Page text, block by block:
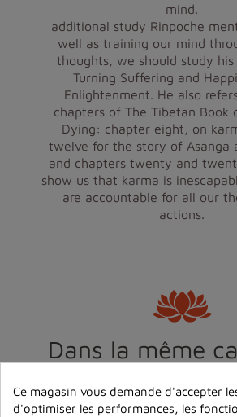
mind.
additional study Rinpoche
well as training our mind
thoughts, we should study
Turning Suffering and
Enlightenment. He also
chapters of The Tibetan Book
Dying: chapter eight, on
twelve for the story of Asanga
and chapters twenty and
show us that karma is
are accountable for all our
actions.
Dans la même
Ce magasin vous demande d'accepter
d'optimiser les performances, les